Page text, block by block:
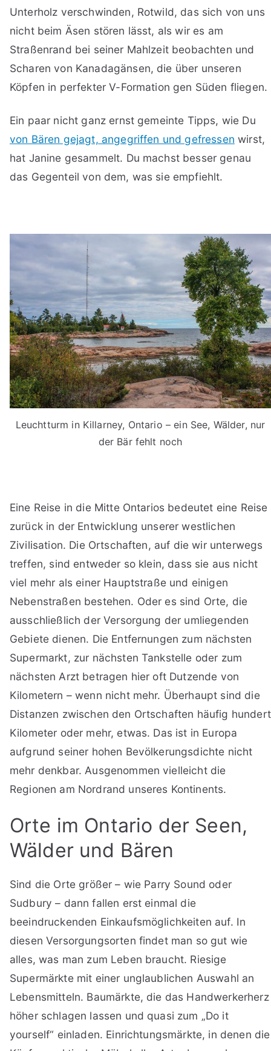
Unterholz verschwinden, Rotwild, das sich von uns
nicht beim Äsen stören lässt, als wir es am
Straßenrand bei seiner Mahlzeit beobachten und
Scharen von Kanadagänsen, die über unseren
Köpfen in perfekter V-Formation gen Süden fliegen.
Ein paar nicht ganz ernst gemeinte Tipps, wie Du
von Bären gejagt, angegriffen und gefressen wirst,
hat Janine gesammelt. Du machst besser genau
das Gegenteil von dem, was sie empfiehlt.
Leuchtturm in Killarney, Ontario – ein See, Wälder, nur
der Bär fehlt noch
Eine Reise in die Mitte Ontarios bedeutet eine Reise
zurück in der Entwicklung unserer westlichen
Zivilisation. Die Ortschaften, auf die wir unterwegs
treffen, sind entweder so klein, dass sie aus nicht
viel mehr als einer Hauptstraße und einigen
Nebenstraßen bestehen. Oder es sind Orte, die
ausschließlich der Versorgung der umliegenden
Gebiete dienen. Die Entfernungen zum nächsten
Supermarkt, zur nächsten Tankstelle oder zum
nächsten Arzt betragen hier oft Dutzende von
Kilometern – wenn nicht mehr. Überhaupt sind die
Distanzen zwischen den Ortschaften häufig hundert
Kilometer oder mehr, etwas. Das ist in Europa
aufgrund seiner hohen Bevölkerungsdichte nicht
mehr denkbar. Ausgenommen vielleicht die
Regionen am Nordrand unseres Kontinents.
Orte im Ontario der Seen,
Wälder und Bären
Sind die Orte größer – wie Parry Sound oder
Sudbury – dann fallen erst einmal die
beeindruckenden Einkaufsmöglichkeiten auf. In
diesen Versorgungsorten findet man so gut wie
alles, was man zum Leben braucht. Riesige
Supermärkte mit einer unglaublichen Auswahl an
Lebensmitteln. Baumärkte, die das Handwerkerherz
höher schlagen lassen und quasi zum „Do it
yourself“ einladen. Einrichtungsmärkte, in denen die